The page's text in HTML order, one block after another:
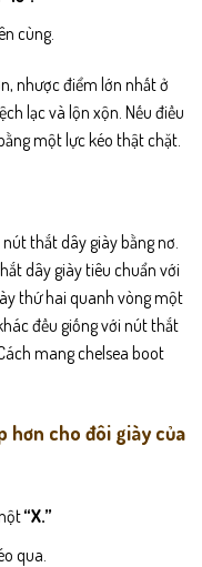
cùng.
nhược điểm lớn nhất ở
lạc và lộn xộn. Nếu điều
một lực kéo thật chặt.
thắt dây giày bằng nơ.
dây giày tiêu chuẩn với
thứ hai quanh vòng một
đều giống với nút thắt
mang chelsea boot
hơn cho đôi giày của
“X.”
qua.